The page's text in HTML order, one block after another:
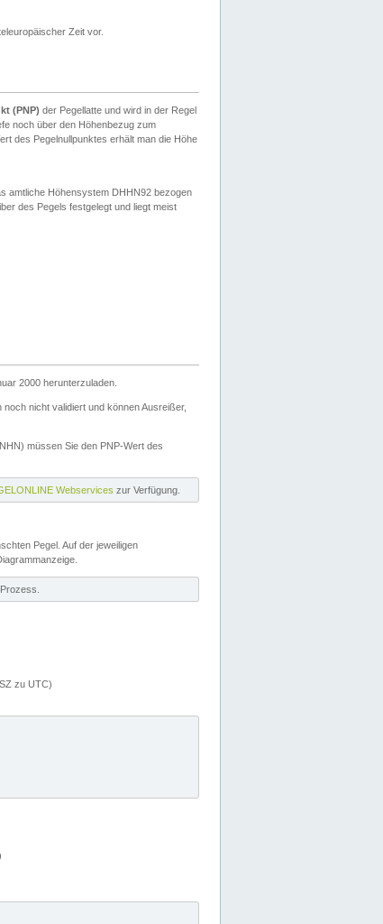
Zeit vor.
(PNP) der Pegellatte und wird in der Regel
noch über den Höhenbezug zum
des Pegelnullpunktes erhält man die Höhe
amtliche Höhensystem DHHN92 bezogen
des Pegels festgelegt und liegt meist
2000 herunterzuladen.
noch nicht validiert und können Ausreißer,
müssen Sie den PNP-Wert des
Webservices zur Verfügung.
Pegel. Auf der jeweiligen
zu UTC)